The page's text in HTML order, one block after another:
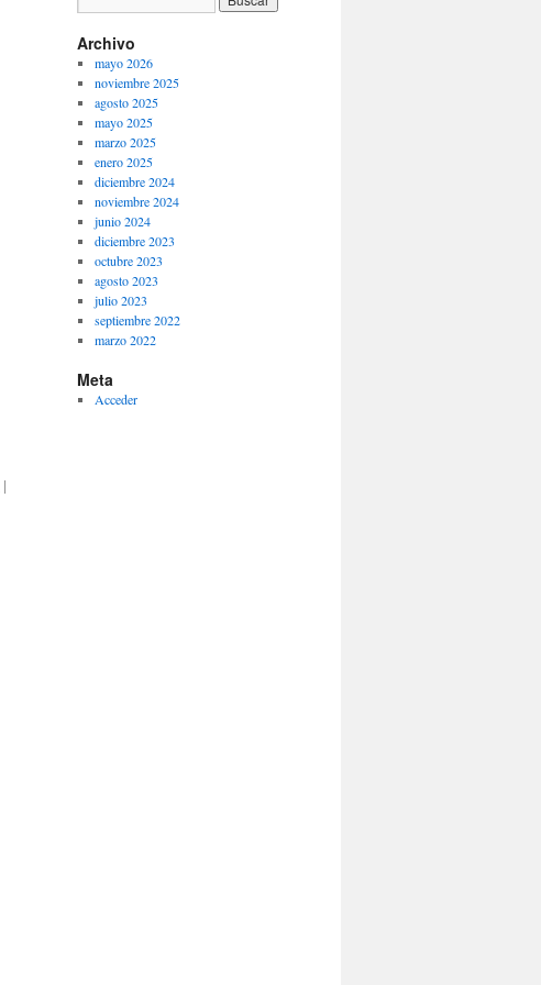
|
Archivo
mayo 2026
noviembre 2025
agosto 2025
mayo 2025
marzo 2025
enero 2025
diciembre 2024
noviembre 2024
junio 2024
diciembre 2023
octubre 2023
agosto 2023
julio 2023
septiembre 2022
marzo 2022
Meta
Acceder